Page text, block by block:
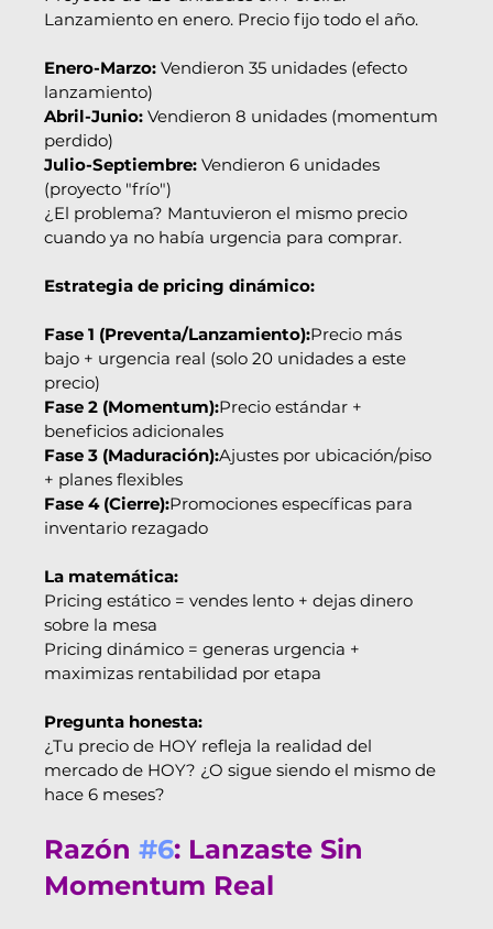
Lanzamiento en enero. Precio fijo todo el año.
Enero-Marzo: Vendieron 35 unidades (efecto
lanzamiento)
Abril-Junio: Vendieron 8 unidades (momentum
perdido)
Julio-Septiembre: Vendieron 6 unidades
(proyecto "frío")
¿El problema? Mantuvieron el mismo precio
cuando ya no había urgencia para comprar.
Estrategia de pricing dinámico:
Fase 1 (Preventa/Lanzamiento):Precio más
bajo + urgencia real (solo 20 unidades a este
precio)
Fase 2 (Momentum):Precio estándar +
beneficios adicionales
Fase 3 (Maduración):Ajustes por ubicación/piso
+ planes flexibles
Fase 4 (Cierre):Promociones específicas para
inventario rezagado
La matemática:
Pricing estático = vendes lento + dejas dinero
sobre la mesa
Pricing dinámico = generas urgencia +
maximizas rentabilidad por etapa
Pregunta honesta:
¿Tu precio de HOY refleja la realidad del
mercado de HOY? ¿O sigue siendo el mismo de
hace 6 meses?
Razón #6: Lanzaste Sin
Momentum Real